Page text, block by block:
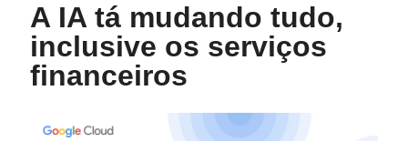
A IA tá mudando tudo,
inclusive os serviços
financeiros